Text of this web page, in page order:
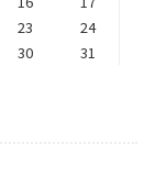
23
24
30 31